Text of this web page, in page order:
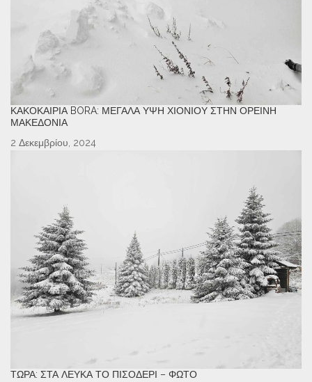
ΚΑΚΟΚΑΙΡΊΑ BORA: ΜΕΓΆΛΑ ΎΨΗ ΧΙΟΝΙΟΎ ΣΤΗΝ ΟΡΕΙΝΉ
ΜΑΚΕΔΟΝΊΑ
2 Δεκεμβρίου, 2024
ΤΏΡΑ: ΣΤΑ ΛΕΥΚΆ ΤΟ ΠΙΣΟΔΈΡΙ – ΦΩΤΌ